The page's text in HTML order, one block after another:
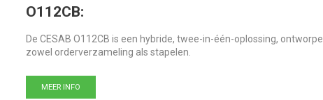
O112CB:
De CESAB O112CB is een hybride, twee-in-één-oplossing,
zowel orderverzameling als stapelen.
MEER INFO